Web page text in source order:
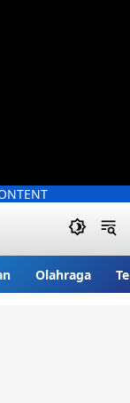
Olahraga